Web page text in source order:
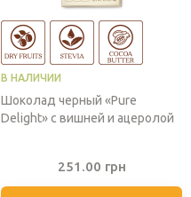
В НАЛИЧИИ
Шоколад черный «Pure
Delight» с вишней и ацеролой
251.00 грн